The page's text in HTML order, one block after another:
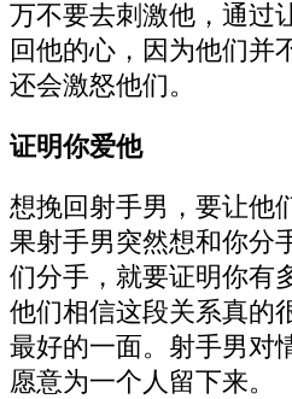
万不要去刺激他，通过
回他的心，因为他们并
还会激怒他们。
证明你爱他
想挽回射手男，要让他
果射手男突然想和你分
们分手，就要证明你有
他们相信这段关系真的
最好的一面。射手男对
愿意为一个人留下来。